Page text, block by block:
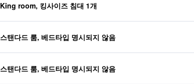
King room, 킹사이즈 침대 1개
스탠다드 룸, 베드타입 명시되지 않음
스탠다드 룸, 베드타입 명시되지 않음